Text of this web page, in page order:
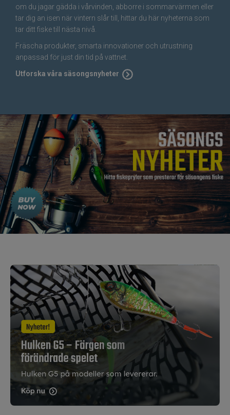
om du jagar gädda i vårvinden, abborre i sommarvärmen eller
tar dig an isen när vintern slår till, hittar du här nyheterna som
tar ditt fiske till nästa nivå.
Fräscha produkter, smarta innovationer och utrustning
anpassad för just din tid på vattnet.
Utforska våra säsongsnyheter